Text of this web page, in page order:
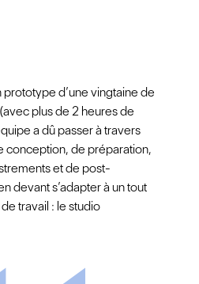
prototype d’une vingtaine de
plus de 2 heures de
a dû passer à travers
conception, de préparation,
et de post-
devant s’adapter à un tout
travail : le studio